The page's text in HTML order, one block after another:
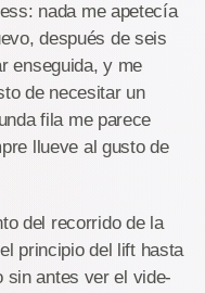
nada me apetecía
después de seis
enseguida, y me
de necesitar un
fila me parece
llueve al gusto de
del recorrido de la
principio del lift hasta
sin antes ver el vide-